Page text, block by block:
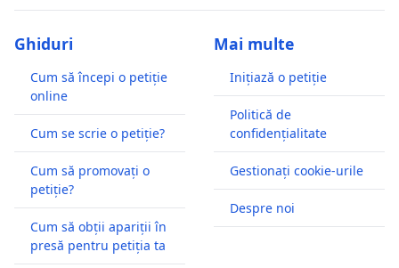
Ghiduri
Cum să începi o petiție
online
Cum se scrie o petiție?
Cum să promovați o
petiție?
Cum să obții apariții în
presă pentru petiția ta
Mai multe
Inițiază o petiție
Politică de
confidențialitate
Gestionați cookie-urile
Despre noi